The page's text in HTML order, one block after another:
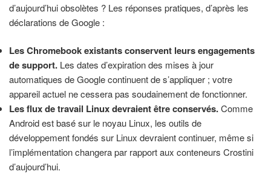
d’aujourd’hui obsolètes ? Les réponses pratiques, d’après les
déclarations de Google :
Les Chromebook existants conservent leurs engagements
de support. Les dates d’expiration des mises à jour
automatiques de Google continuent de s’appliquer ; votre
appareil actuel ne cessera pas soudainement de fonctionner.
Les flux de travail Linux devraient être conservés.Comme
Android est basé sur le noyau Linux, les outils de
développement fondés sur Linux devraient continuer, même si
l’implémentation changera par rapport aux conteneurs Crostini
d’aujourd’hui.